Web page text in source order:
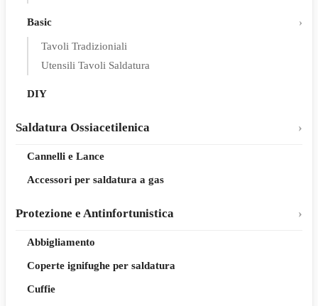
Basic
Tavoli Tradizioniali
Utensili Tavoli Saldatura
DIY
Saldatura Ossiacetilenica
Cannelli e Lance
Accessori per saldatura a gas
Protezione e Antinfortunistica
Abbigliamento
Coperte ignifughe per saldatura
Cuffie